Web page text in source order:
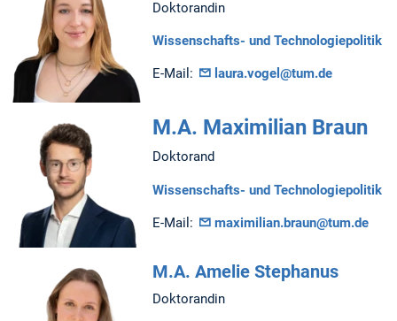
Doktorandin
Wissenschafts- und Technologiepolitik
E-Mail: laura.vogel@tum.de
M.A. Maximilian Braun
Doktorand
Wissenschafts- und Technologiepolitik
E-Mail: maximilian.braun@tum.de
M.A. Amelie Stephanus
Doktorandin